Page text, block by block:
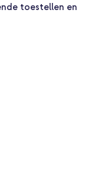
toestellen en